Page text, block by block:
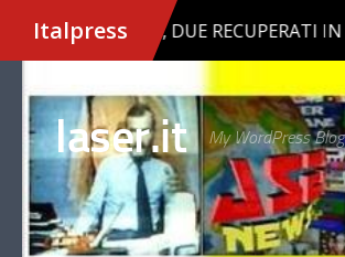
Salta al contenuto
laser.it My WordPress Blog